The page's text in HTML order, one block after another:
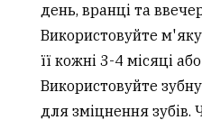
день, вранці та
Використовуйте
її кожні 3-4 місяці
Використовуйте
для зміцнення зубів.